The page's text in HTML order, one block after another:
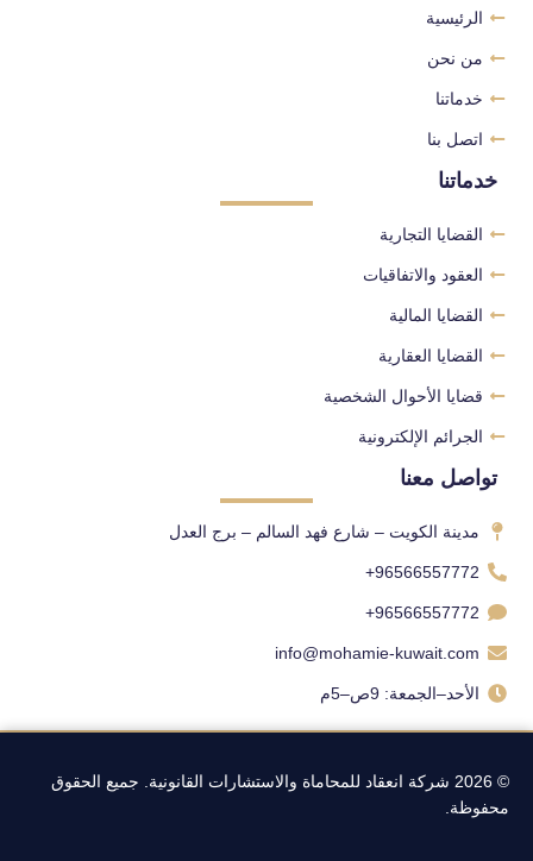
الرئيسية
من نحن
خدماتنا
اتصل بنا
خدماتنا
القضايا التجارية
العقود والاتفاقيات
القضايا المالية
القضايا العقارية
قضايا الأحوال الشخصية
الجرائم الإلكترونية
تواصل معنا
مدينة الكويت – شارع فهد السالم – برج العدل
96566557772+
96566557772+
info@mohamie-kuwait.com
الأحد–الجمعة: 9ص–5م
© 2026 شركة انعقاد للمحاماة والاستشارات القانونية. جميع الحقوق
محفوظة.